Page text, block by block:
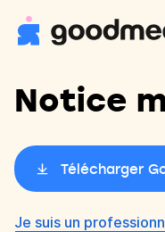
Notice
Télécharger
Je suis un